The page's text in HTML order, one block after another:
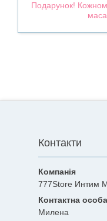
Подарунок!
Контакти
777Store Интим
Милена